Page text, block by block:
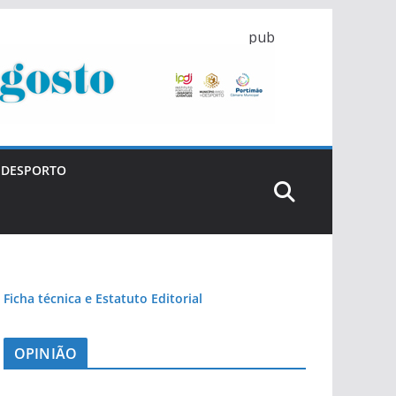
pub
DESPORTO
Ficha técnica e Estatuto Editorial
OPINIÃO